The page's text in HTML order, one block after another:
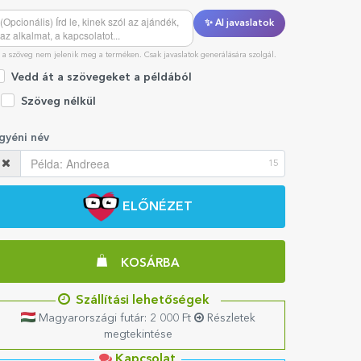
✨ AI javaslatok
a szöveg nem jelenik meg a terméken. Csak javaslatok generálására szolgál.
Vedd át a szövegeket a példából
Szöveg nélkül
név
15
ELŐNÉZET
KOSÁRBA
Szállítási lehetőségek
Magyarországi futár: 2 000 Ft
Részletek
megtekintése